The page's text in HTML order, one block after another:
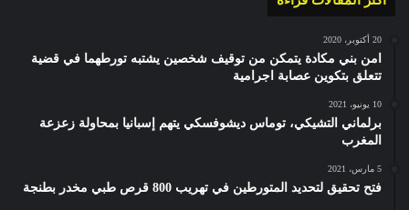
20 أكتوبر، 2020
امن بني مكادة يتمكن من توقيف شخصين يشتبه تورطهما في قضية
تتعلق بتكوين عصابة اجرامية
10 يونيو، 2021
برلماني التشيكي، توماس ديشوفسكي يتهم إسبانيا بمحاولة زعزعة
المغرب
5 مارس، 2021
فتح تحقيق لتحديد المتورطين في تهريب 800 قرص طبي مخدر بطنجة